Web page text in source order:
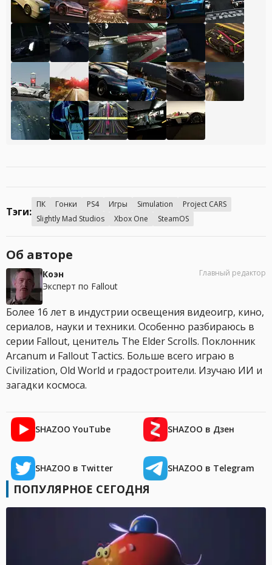
Тэги:
ПК Гонки PS4 Игры Simulation
Project CARS
Slightly Mad Studios
Xbox One SteamOS
Об авторе
Коэн
Эксперт по Fallout
Главный редактор
Более 16 лет в индустрии освещения видеоигр, кино,
сериалов, науки и техники. Особенно разбираюсь в
серии Fallout, ценитель The Elder Scrolls. Поклонник
Arcanum и Fallout Tactics. Больше всего играю в
Civilization, Old World и градостроители. Изучаю ИИ и
загадки космоса.
SHAZOO YouTube SHAZOO в Дзен
SHAZOO в Twitter SHAZOO в Telegram
ПОПУЛЯРНОЕ СЕГОДНЯ